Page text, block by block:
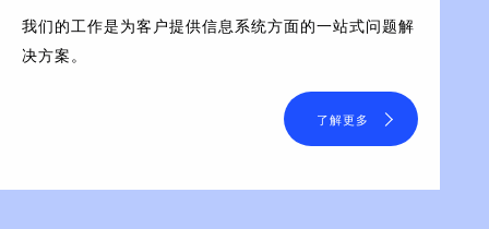
我们的工作是为客户提供信息系统方面的一站式问题解
决方案。
了解更多